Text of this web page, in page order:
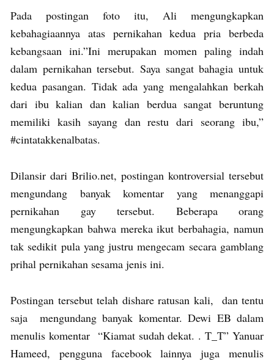
Pada postingan foto itu, Ali mengungkapkan
kebahagiaannya atas pernikahan kedua pria berbeda
kebangsaan ini.”Ini merupakan momen paling indah
dalam pernikahan tersebut. Saya sangat bahagia untuk
kedua pasangan. Tidak ada yang mengalahkan berkah
dari ibu kalian dan kalian berdua sangat beruntung
memiliki kasih sayang dan restu dari seorang ibu,”
‪#‎cintatakkenalbatas‬.
Dilansir dari Brilio.net, postingan kontroversial tersebut
mengundang banyak komentar yang menanggapi
pernikahan gay tersebut. Beberapa orang
mengungkapkan bahwa mereka ikut berbahagia, namun
tak sedikit pula yang justru mengecam secara gamblang
prihal pernikahan sesama jenis ini.
Postingan tersebut telah dishare ratusan kali, dan tentu
saja mengundang banyak komentar. Dewi EB dalam
menulis komentar “Kiamat sudah dekat. . T_T” Yanuar
Hameed, pengguna facebook lainnya juga menulis